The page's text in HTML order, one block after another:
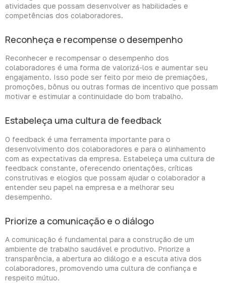
atividades que possam desenvolver as habilidades e
competências dos colaboradores.
Reconheça e recompense o desempenho
Reconhecer e recompensar o desempenho dos
colaboradores é uma forma de valorizá-los e aumentar seu
engajamento. Isso pode ser feito por meio de premiações,
promoções, bônus ou outras formas de incentivo que possam
motivar e estimular a continuidade do bom trabalho.
Estabeleça uma cultura de feedback
O feedback é uma ferramenta importante para o
desenvolvimento dos colaboradores e para o alinhamento
com as expectativas da empresa. Estabeleça uma cultura de
feedback constante, oferecendo orientações, críticas
construtivas e elogios que possam ajudar o colaborador a
entender seu papel na empresa e a melhorar seu
desempenho.
Priorize a comunicação e o diálogo
A comunicação é fundamental para a construção de um
ambiente de trabalho saudável e produtivo. Priorize a
transparência, a abertura ao diálogo e a escuta ativa dos
colaboradores, promovendo uma cultura de confiança e
respeito mútuo.